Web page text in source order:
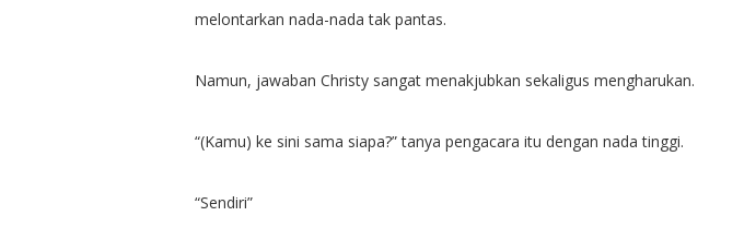
melontarkan nada-nada tak pantas.
Namun, jawaban Christy sangat menakjubkan sekaligus mengharukan.
“(Kamu) ke sini sama siapa?” tanya pengacara itu dengan nada tinggi.
“Sendiri”